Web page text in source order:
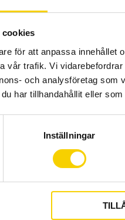
cookies
för att anpassa innehållet
vår trafik. Vi
och analysföretag
har tillhandahållit eller
Inställningar